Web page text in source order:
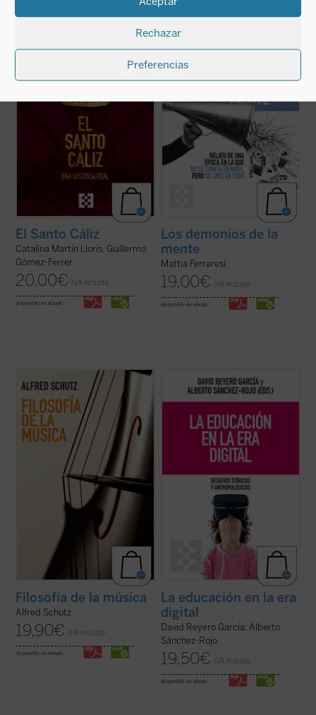
Rechazar
Preferencias
Desde los testimonios de los peregrinos a
través del objeto sagrado más buscado del
El Santo Cáliz
Catalina Martín Lloris, Guillermo
Gómez-Ferrer
20,00€ IVA incluido
disponible en ebook:
Con ejemplos que van desde las redes
instantáneas hasta teorías sobre los
lucidez al caos de un mundo en el que ya no
Los demonios de la
mente
Mattia Ferraresi
19,00€ IVA incluido
disponible en ebook:
Este libro reúne, por primera vez en
español, todos los textos sobre música de
Alfred Schutz, uno de los grandes nombres
de la sociología del siglo XX. En ellos no solo
analiza lo que sentimos cuando
escuchamos una melodía, también explora
(ver ficha)
Filosofía de la música
Alfred Schutz
19,90€ IVA incluido
disponible en ebook:
Frente a una tecnología con creciente
poder de decisión,La educación en la era
preguntas: ¿qué podemos saber?, ¿qué
debemos hacer?, ¿qué nos cabe esperar?
(ver ficha)
La educación en la era
digital
David Reyero García, Alberto
Sánchez-Rojo
19,50€ IVA incluido
disponible en ebook: